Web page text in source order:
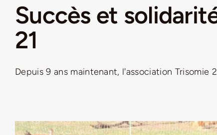
Succès et
21
Depuis 9 ans maintenant, l'association Trisomie